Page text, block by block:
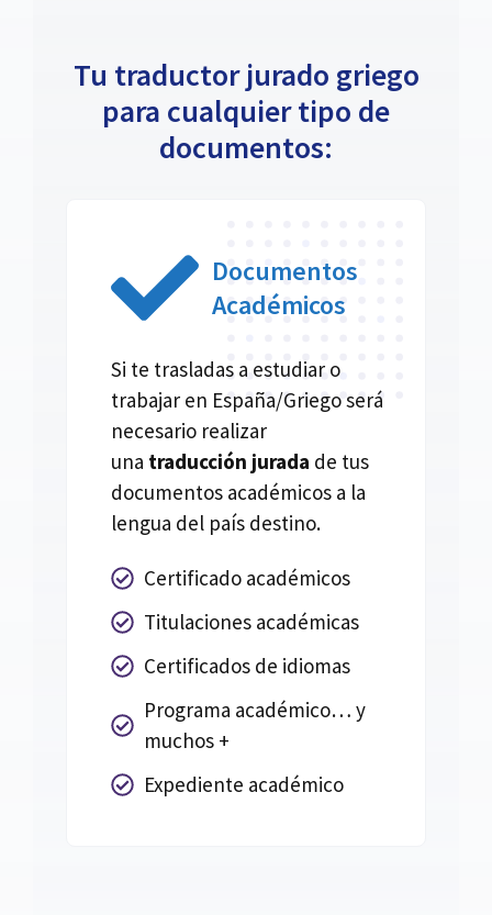
Tu traductor jurado griego
para cualquier tipo de
documentos:
Documentos
Académicos
Si te trasladas a estudiar o
trabajar en España/Griego será
necesario realizar
una traducción jurada de tus
documentos académicos a la
lengua del país destino.
Certificado académicos
Titulaciones académicas
Certificados de idiomas
Programa académico… y
muchos +
Expediente académico